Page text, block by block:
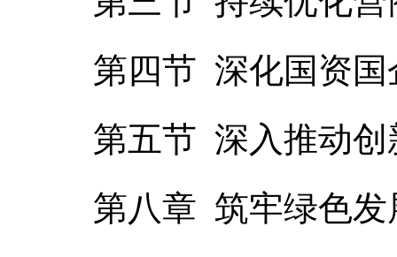
第四节 深化国资国
第五节 深入推动创
第八章 筑牢绿色发